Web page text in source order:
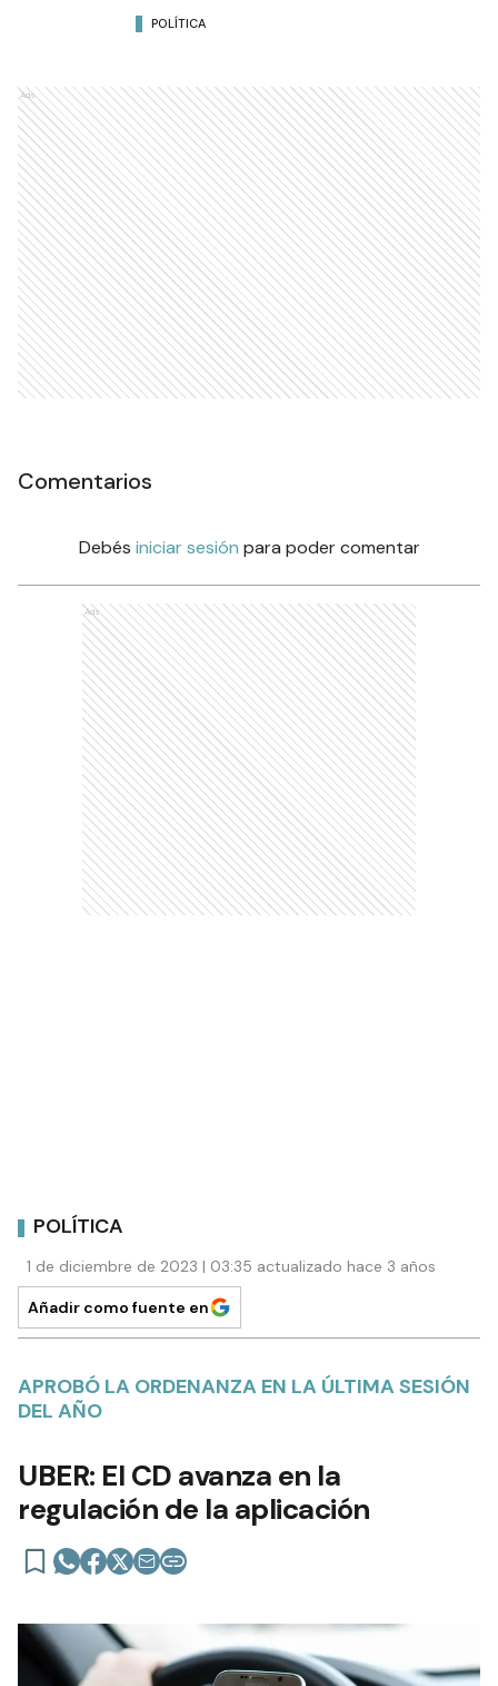
POLÍTICA
Ads
Comentarios
Debés iniciar sesión para poder comentar
Ads
POLÍTICA
1 de diciembre de 2023 | 03:35 actualizado hace 3 años
Añadir como fuente en
APROBÓ LA ORDENANZA EN LA ÚLTIMA SESIÓN
DEL AÑO
UBER: El CD avanza en la
regulación de la aplicación